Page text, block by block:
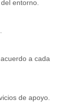
entorno.
a cada
de apoyo.